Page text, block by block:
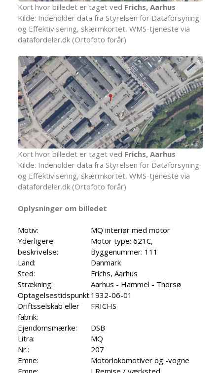
Kort hvor billedet er taget ved Frichs, Aarhus
Kilde: Indeholder data fra Styrelsen for Dataforsyning
og Effektivisering, skærmkortet, WMS-tjeneste via
datafordeler.dk (Ortofoto forår)
Kort hvor billedet er taget ved Frichs, Aarhus
Kilde: Indeholder data fra Styrelsen for Dataforsyning
og Effektivisering, skærmkortet, WMS-tjeneste via
datafordeler.dk (Ortofoto forår)
Oplysninger om billedet
Motiv:
MQ interiør med motor
Yderligere
beskrivelse:
Motor type: 621C,
Byggenummer: 111
Land:
Danmark
Sted:
Frichs, Aarhus
Strækning:
Aarhus - Hammel - Thorsø
Optagelsestidspunkt:1932-06-01
Driftsselskab eller
fabrik:
FRICHS
Ejendomsmærke:
DSB
Litra:
MQ
Nr.:
207
Emne:
Motorlokomotiver og -vogne
Emne:
I Remise / værksted